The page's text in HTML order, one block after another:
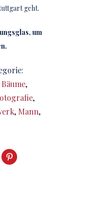
geht.
um
Bäume,
,
, Mann,